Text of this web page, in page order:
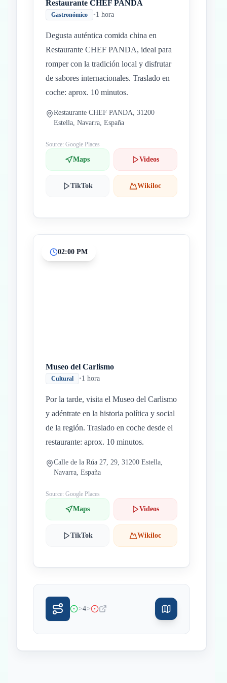
Restaurante CHEF PANDA
Gastronómico •1 hora
Degusta auténtica comida china en
Restaurante CHEF PANDA, ideal para
romper con la tradición local y disfrutar
de sabores internacionales. Traslado en
coche: aprox. 10 minutos.
Restaurante CHEF PANDA, 31200
Estella, Navarra, España
Source: Google Places
Maps Videos
TikTok Wikiloc
02:00 PM
Museo del Carlismo
Cultural •1 hora
Por la tarde, visita el Museo del Carlismo
y adéntrate en la historia política y social
de la región. Traslado en coche desde el
restaurante: aprox. 10 minutos.
Calle de la Rúa 27, 29, 31200 Estella,
Navarra, España
Source: Google Places
Maps Videos
TikTok Wikiloc
>4>